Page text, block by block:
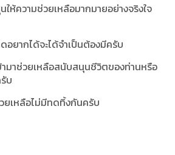
ห้ความช่วยเหลือมากมายอย่างจริงใจ
อยากได้จะได้จำเป็นต้องมีครับ
มาช่วยเหลือสนับสนุนชีวิตของท่านหรือ
บ
ยเหลือไม่มีทดทิ้งกันครับ